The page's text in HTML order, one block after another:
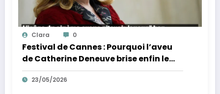
Clara 0
Festival de Cannes : Pourquoi l’aveu
de Catherine Deneuve brise enfin le
mythe de la Croisette
23/05/2026